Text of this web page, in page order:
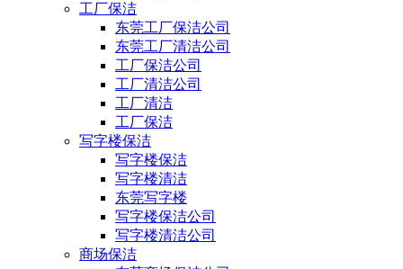
工厂保洁
东莞工厂保洁公司
东莞工厂清洁公司
工厂保洁公司
工厂清洁公司
工厂清洁
工厂保洁
写字楼保洁
写字楼保洁
写字楼清洁
东莞写字楼
写字楼保洁公司
写字楼清洁公司
商场保洁